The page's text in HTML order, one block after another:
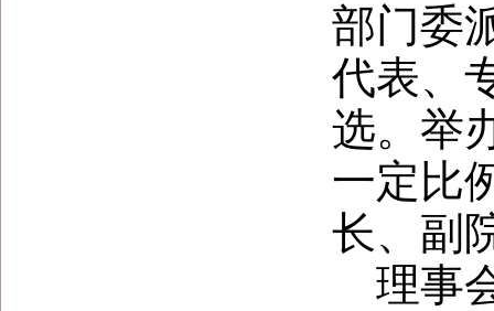
部门委
代表、
选。举
一定比
长、副
理事